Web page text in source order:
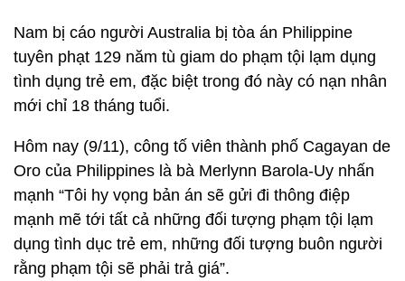
Nam bị cáo người Australia bị tòa án Philippine
tuyên phạt 129 năm tù giam do phạm tội lạm dụng
tình dụng trẻ em, đặc biệt trong đó này có nạn nhân
mới chỉ 18 tháng tuổi.
Hôm nay (9/11), công tố viên thành phố Cagayan de
Oro của Philippines là bà Merlynn Barola-Uy nhấn
mạnh “Tôi hy vọng bản án sẽ gửi đi thông điệp
mạnh mẽ tới tất cả những đối tượng phạm tội lạm
dụng tình dục trẻ em, những đối tượng buôn người
rằng phạm tội sẽ phải trả giá”.